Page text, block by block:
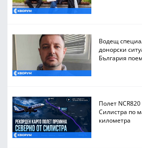
Водещ
донорски
България
Полет
Силистра по
километра